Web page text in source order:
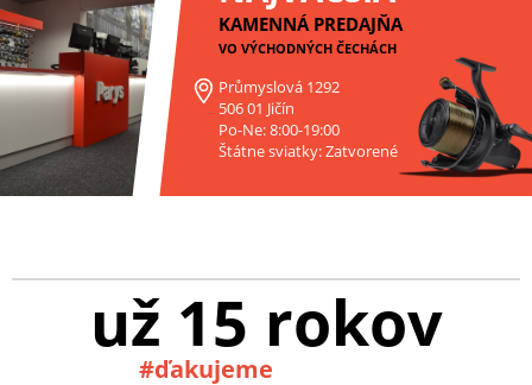
KAMENNÁ PREDAJŇA
VO VÝCHODNÝCH ČECHÁCH
Průmyslová 1292
506 01 Jičín
Po-Ne: 8:00-19:00
Štátne sviatky: Zatvorené
už 15 rokov
#ďakujeme